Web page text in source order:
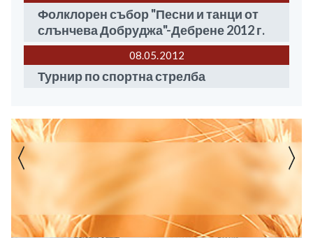
Фолклорен събор "Песни и танци от
слънчева Добруджа"-Дебрене 2012 г.
08.05 2012
Турнир по спортна стрелба